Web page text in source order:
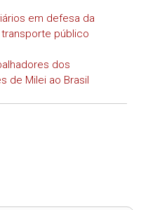
em defesa da
público
dos
de Milei ao Brasil